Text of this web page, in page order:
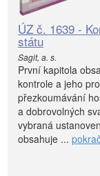
ÚZ č. 1639 -
státu
Sagit, a. s.
První kapitola
kontrole a jeho
přezkoumávání
a dobrovolných
vybraná
obsahuje ...